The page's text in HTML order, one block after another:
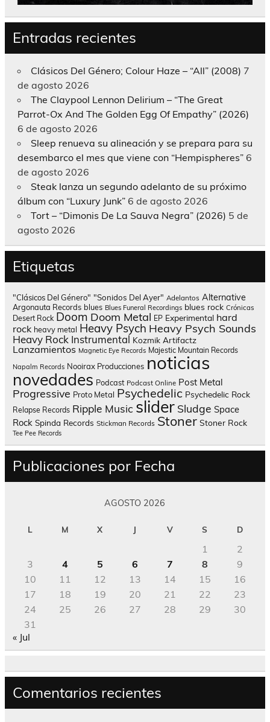
Entradas recientes
Clásicos Del Género; Colour Haze – “All” (2008) 7
de agosto 2026
The Claypool Lennon Delirium – “The Great
Parrot-Ox And The Golden Egg Of Empathy” (2026)
6 de agosto 2026
Sleep renueva su alineación y se prepara para su
desembarco el mes que viene con “Hempispheres” 6
de agosto 2026
Steak lanza un segundo adelanto de su próximo
álbum con “Luxury Junk” 6 de agosto 2026
Tort – “Dimonis De La Sauva Negra” (2026) 5 de
agosto 2026
Etiquetas
"Clásicos Del Género" "Sonidos Del Ayer" Adelantos Alternative
Argonauta Records blues Blues Funeral Recordings blues rock Crónicas
Desert Rock Doom Doom Metal EP Experimental hard
rock heavy metal Heavy Psych Heavy Psych Sounds
Heavy Rock Instrumental Kozmik Artifactz
Lanzamientos Magnetic Eye Records Majestic Mountain Records
Napalm Records Nooirax Producciones noticias
novedades Podcast Podcast Online Post Metal
Progressive Proto Metal Psychedelic Psychedelic Rock
Relapse Records Ripple Music slider Sludge Space
Rock Spinda Records Stickman Records Stoner Stoner Rock
Tee Pee Records
Publicaciones por Fecha
AGOSTO 2026
L M X J V S D
1
2
3
4 5 6 7 8
9
10
11 12 13 14 15
16
17
18 19 20 21 22
23
24
25 26 27 28 29
30
31
« Jul
Comentarios recientes